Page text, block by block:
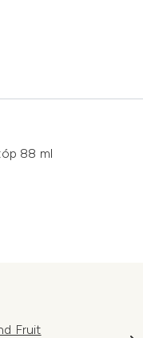
88 ml
Fruit